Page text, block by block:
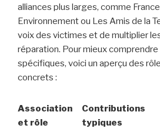
alliances plus larges, comme
Environnement ou Les Amis de la
voix des victimes et de multiplier
réparation. Pour mieux
spécifiques, voici un aperçu des
concrets :
Association
et rôle
Contributions
typiques